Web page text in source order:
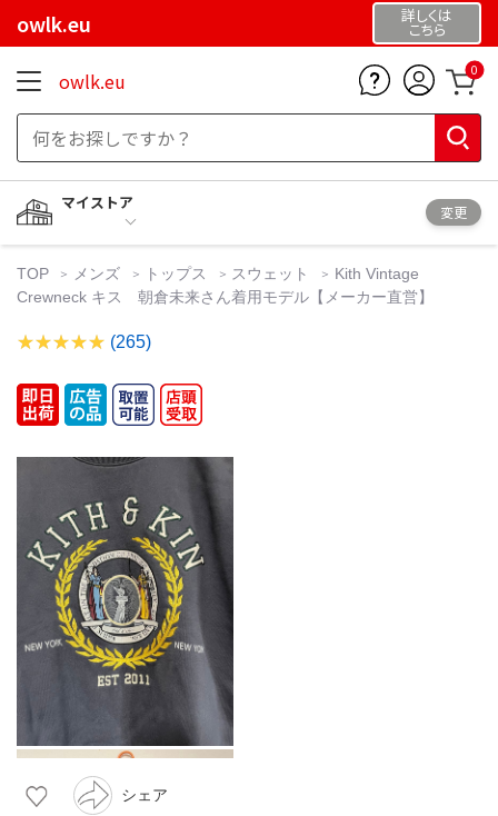
owlk.eu 詳しくは
こちら
owlk.eu 0
マイストア
変更
TOP メンズ トップス スウェット
Kith Vintage
Crewneck キス 朝倉未来さん着用モデル【メーカー直営】
(265)
シェア